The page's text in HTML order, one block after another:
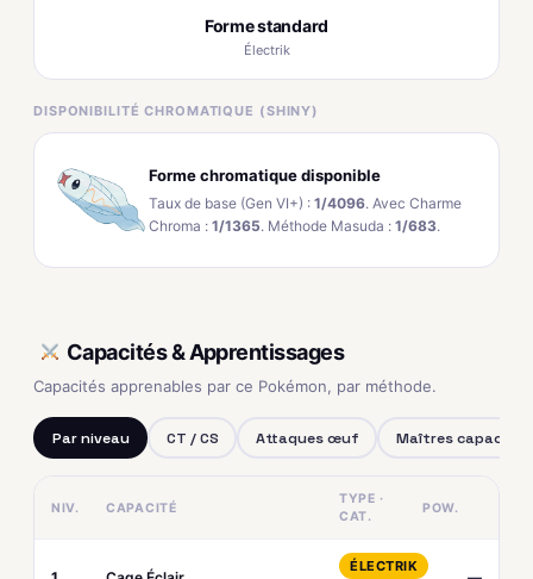
Forme standard
Électrik
DISPONIBILITÉ CHROMATIQUE (SHINY)
Forme chromatique disponible
Taux de base (Gen VI+) : 1/4096. Avec Charme
Chroma : 1/1365. Méthode Masuda : 1/683.
Capacités & Apprentissages
Capacités apprenables par ce Pokémon, par méthode.
Par niveau CT / CS Attaques œuf Maîtres capacités
NIV. CAPACITÉ
TYPE ·
CAT.
POW.
ÉLECTRIK